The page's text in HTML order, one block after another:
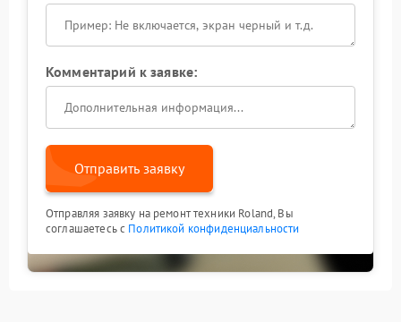
Комментарий к заявке:
Отправить заявку
Отправляя заявку на ремонт техники Roland, Вы
соглашаетесь с Политикой конфиденциальности